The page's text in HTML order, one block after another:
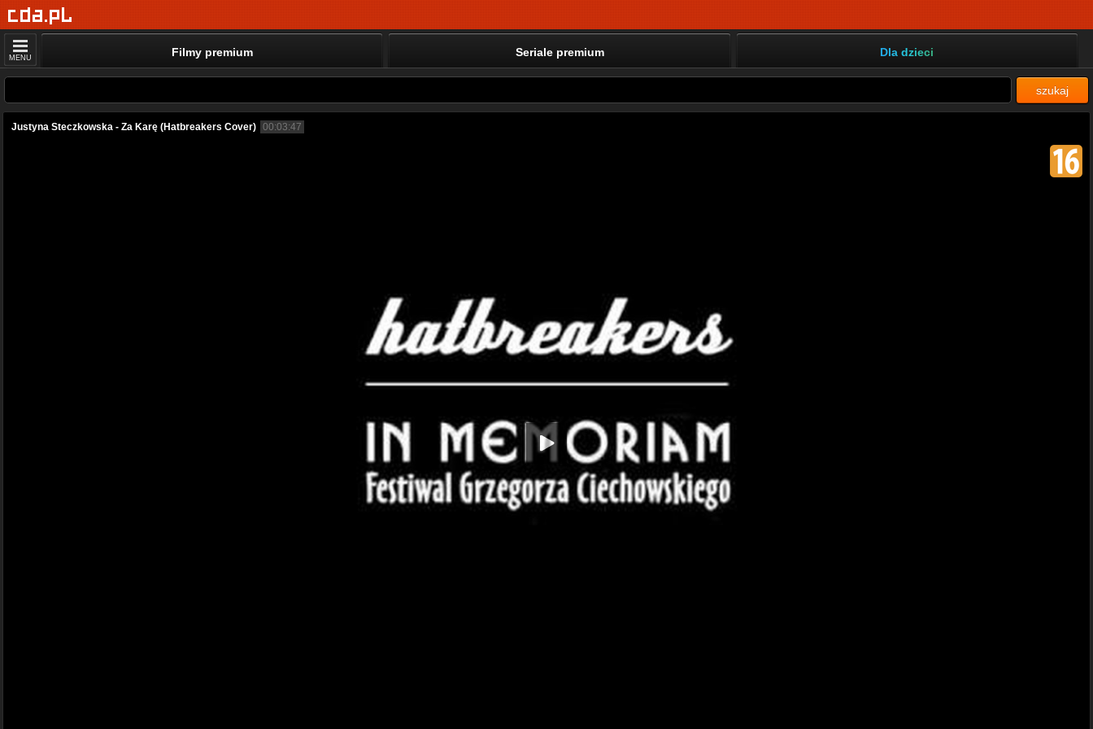
MENU Filmy premium Seriale premium Dla dzieci
szukaj
Justyna Steczkowska - Za Karę (Hatbreakers Cover) 00:03:47